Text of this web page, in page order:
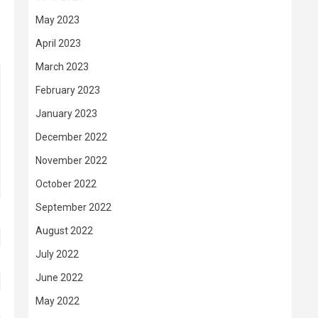
May 2023
April 2023
March 2023
February 2023
January 2023
December 2022
November 2022
October 2022
September 2022
August 2022
July 2022
June 2022
May 2022